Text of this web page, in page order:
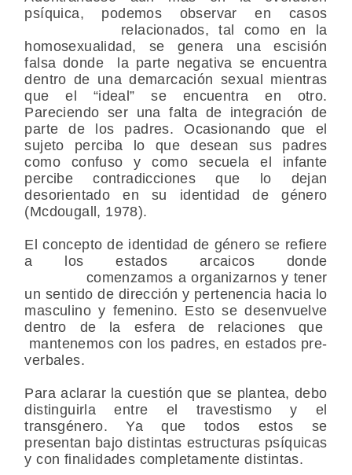
psíquica, podemos observar en casos
relacionados, tal como en la
homosexualidad, se genera una escisión
falsa donde la parte negativa se encuentra
dentro de una demarcación sexual mientras
que el “ideal” se encuentra en otro.
Pareciendo ser una falta de integración de
parte de los padres. Ocasionando que el
sujeto perciba lo que desean sus padres
como confuso y como secuela el infante
percibe contradicciones que lo dejan
desorientado en su identidad de género
(Mcdougall, 1978).
El concepto de identidad de género se refiere
a los estados arcaicos donde
comenzamos a organizarnos y tener
un sentido de dirección y pertenencia hacia lo
masculino y femenino. Esto se desenvuelve
dentro de la esfera de relaciones que
mantenemos con los padres, en estados pre-
verbales.
Para aclarar la cuestión que se plantea, debo
distinguirla entre el travestismo y el
transgénero. Ya que todos estos se
presentan bajo distintas estructuras psíquicas
y con finalidades completamente distintas.